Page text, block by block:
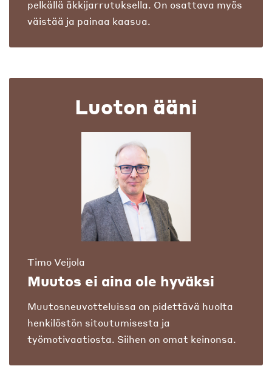
pelkällä äkkijarrutuksella. On osattava myös
väistää ja painaa kaasua.
Luoton ääni
Timo Veijola
Muutos ei aina ole hyväksi
Muutosneuvotteluissa on pidettävä huolta
henkilöstön sitoutumisesta ja
työmotivaatiosta. Siihen on omat keinonsa.